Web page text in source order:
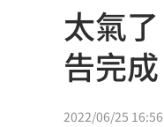
半導體
華許9
老後
太氣
告完成
2022/06/25